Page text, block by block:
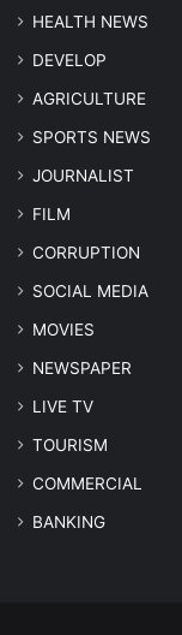
HEALTH NEWS
DEVELOP
AGRICULTURE
SPORTS NEWS
JOURNALIST
FILM
CORRUPTION
SOCIAL MEDIA
MOVIES
NEWSPAPER
LIVE TV
TOURISM
COMMERCIAL
BANKING